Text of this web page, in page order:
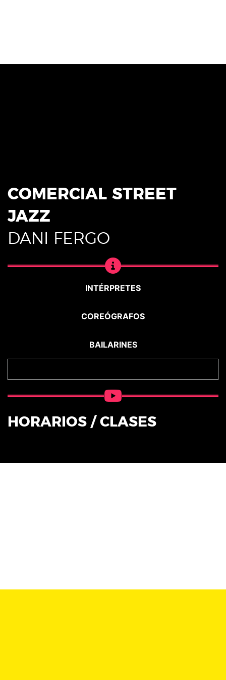
COMERCIAL STREET
JAZZ
DANI FERGO
INTÉRPRETES
COREÓGRAFOS
BAILARINES
HORARIOS / CLASES